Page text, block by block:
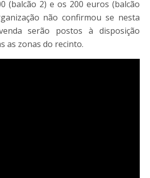
(balcão 2) e os 200 euros (balcão
não confirmou se nesta
serão postos à disposição
as zonas do recinto.